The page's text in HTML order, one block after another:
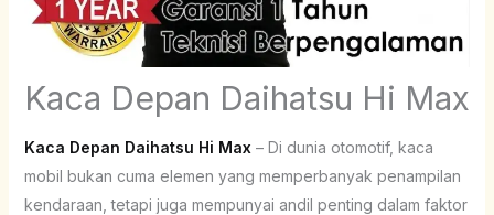
Kaca Depan Daihatsu Hi Max
Kaca Depan Daihatsu Hi Max – Di dunia otomotif, kaca
mobil bukan cuma elemen yang memperbanyak penampilan
kendaraan, tetapi juga mempunyai andil penting dalam faktor